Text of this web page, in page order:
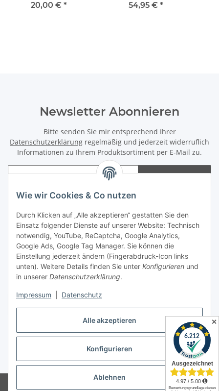
Alle akzeptieren
Konfigurieren
Ablehnen
Wie wir Cookies & Co nutzen
Durch Klicken auf „Alle akzeptieren“ gestatten Sie den
Einsatz folgender Dienste auf unserer Website: Technisch
notwendig, YouTube, ReCaptcha, Google Analytics,
Google Ads, Google Tag Manager. Sie können die
Einstellung jederzeit ändern (Fingerabdruck-Icon links
unten). Weitere Details finden Sie unter Konfigurieren und
in unserer Datenschutzerklärung.
Impressum Datenschutz
20,00 € *
54,95 € *
Newsletter Abonnieren
Bitte senden Sie mir entsprechend Ihrer
Datenschutzerklärung regelmäßig und jederzeit widerruflich
Informationen zu Ihrem Produktsortiment per E-Mail zu.
Abonnieren
Newsletter Abonnieren
Informationen
Gesetzliche Informationen
Spieletreffs in Jülich & Umgebung
* Alle Preise inkl. gesetzlicher USt., zzgl.Versand
Brettspiele
✕